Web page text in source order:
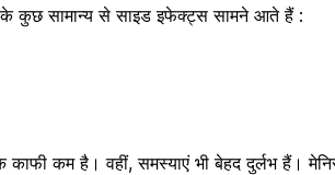
के कुछ सामान्य से साइड इफेक्ट्स सामने आते हैं :
काफी कम है। वहीं, समस्याएं भी बेहद दुर्लभ हैं।